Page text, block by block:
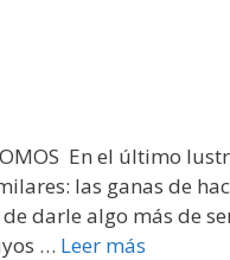
En el último
las ganas de
darle algo más de
… Leer más